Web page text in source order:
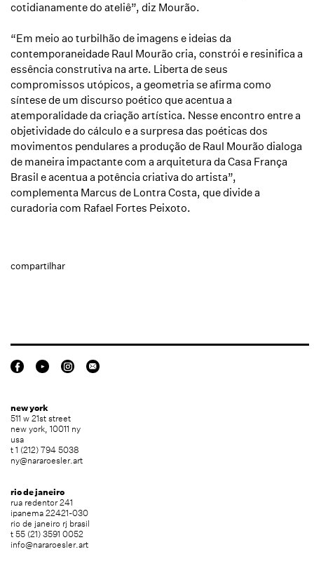
cotidianamente do ateliê”, diz Mourão.
“Em meio ao turbilhão de imagens e ideias da
contemporaneidade Raul Mourão cria, constrói e resinificaa
essência construtiva na arte. Liberta de seus
compromissos utópicos, a geometria se afirma como
síntese de um discurso poético que acentua a
atemporalidade da criação artística. Nesse encontro entre a
objetividade do cálculo e a surpresa das poéticas dos
movimentos pendulares a produção de Raul Mourão dialoga
de maneira impactante com a arquitetura da Casa França
Brasil e acentua a potência criativa do artista”,
complementa Marcus de Lontra Costa, que divide a
curadoria com Rafael Fortes Peixoto.
compartilhar
new york
511 w 21st street
new york, 10011 ny
usa
t 1 (212) 794 5038
ny@nararoesler.art
rio de janeiro
rua redentor 241
ipanema 22421-030
rio de janeiro rj brasil
t 55 (21) 3591 0052
info@nararoesler.art